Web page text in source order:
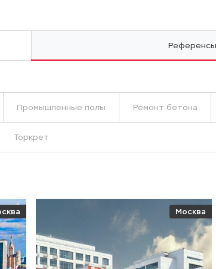
Промышленные полы Ремонт бетона
Торкрет
Москва